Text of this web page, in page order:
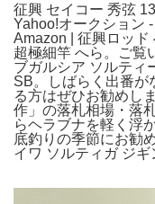
征興 セイコー 秀弦
Yahoo!オークション
Amazon | 征興ロッド
超極細竿 へら。ご覧
ブガルシア ソルティ
SB。しばらく出番が
る方はぜひお勧めし
作」の落札相場・落
らヘラブナを軽く浮
底釣りの季節にお勧
イワ ソルティガ ジギ